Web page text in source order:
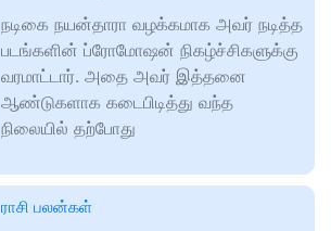
நடிகை நயன்தாரா வழக்கமாக அவர் நடித்த
படங்களின் ப்ரோமோஷன் நிகழ்ச்சிகளுக்கு
வரமாட்டார். அதை அவர் இத்தனை
ஆண்டுகளாக கடைபிடித்து வந்த
நிலையில் தற்போது
ராசி பலன்கள்